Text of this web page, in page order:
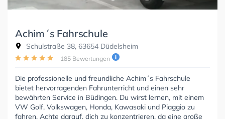
Achim´s Fahrschule
Schulstraße 38, 63654 Düdelsheim
185 Bewertungen
Die professionelle und freundliche Achim´s Fahrschule
bietet hervorragenden Fahrunterricht und einen sehr
bewährten Service in Büdingen. Du wirst lernen, mit einem
VW Golf, Volkswagen, Honda, Kawasaki und Piaggio zu
fahren. Achte darauf, dich zu konzentrieren, da eine große